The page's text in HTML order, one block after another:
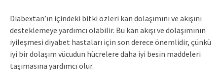
Diabextan’ın içindeki bitki özleri kan dolaşımını ve akışını
desteklemeye yardımcı olabilir. Bu kan akışı ve dolaşımının
iyileşmesi diyabet hastaları için son derece önemlidir, çünkü
iyi bir dolaşım vücudun hücrelere daha iyi besin maddeleri
taşımasına yardımcı olur.